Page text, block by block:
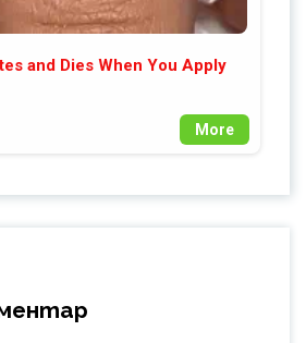
and Dies When You Apply
More